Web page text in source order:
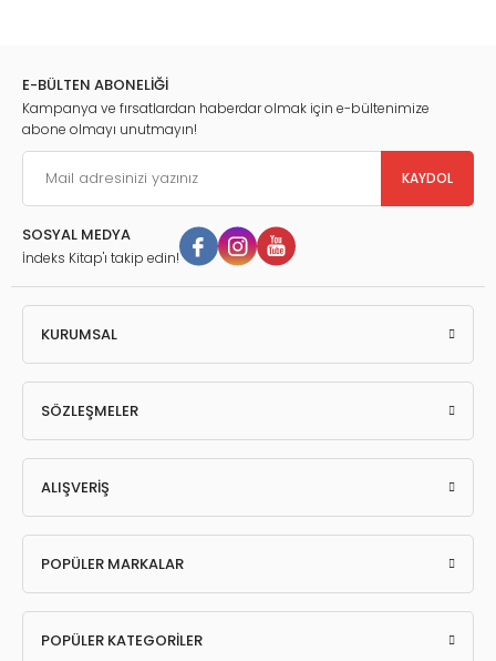
E-BÜLTEN ABONELİĞİ
Kampanya ve fırsatlardan haberdar olmak için e-bültenimize
abone olmayı unutmayın!
KAYDOL
SOSYAL MEDYA
İndeks Kitap'ı takip edin!
KURUMSAL
SÖZLEŞMELER
ALIŞVERİŞ
POPÜLER MARKALAR
POPÜLER KATEGORİLER